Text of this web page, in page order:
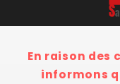
En raison des
informons